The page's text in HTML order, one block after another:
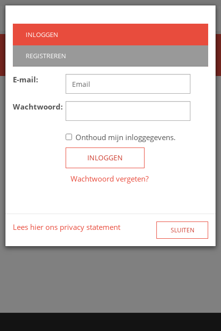
Home Inloggen
INLOGGEN
REGISTREREN
E-mail:
Wachtwoord:
Onthoud mijn inloggegevens.
INLOGGEN
Wachtwoord vergeten?
Lees hier ons privacy statement SLUITEN